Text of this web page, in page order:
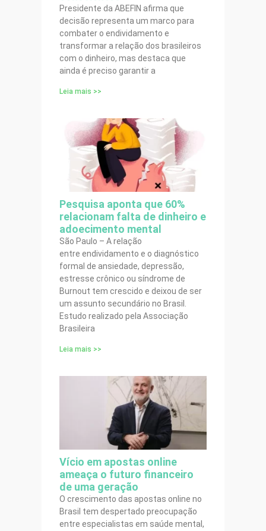
Presidente da ABEFIN afirma que
decisão representa um marco para
combater o endividamento e
transformar a relação dos brasileiros
com o dinheiro, mas destaca que
ainda é preciso garantir a
Leia mais >>
Pesquisa aponta que 60%
relacionam falta de dinheiro e
adoecimento mental
São Paulo – A relação
entre endividamento e o diagnóstico
formal de ansiedade, depressão,
estresse crônico ou síndrome de
Burnout tem crescido e deixou de ser
um assunto secundário no Brasil.
Estudo realizado pela Associação
Brasileira
Leia mais >>
Vício em apostas online
ameaça o futuro financeiro
de uma geração
O crescimento das apostas online no
Brasil tem despertado preocupação
entre especialistas em saúde mental,